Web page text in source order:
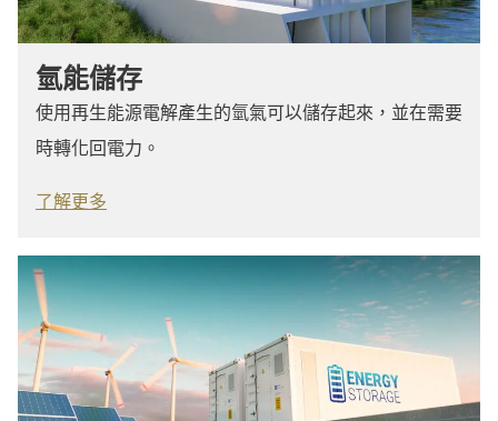
氫能儲存
使用再生能源電解產生的氫氣可以儲存起來，並在需要
時轉化回電力。
了解更多